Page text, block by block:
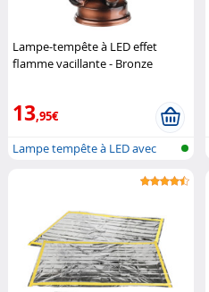
Lampe-tempête à LED effet
flamme vacillante - Bronze
13,95€
Lampe tempête à LED avec